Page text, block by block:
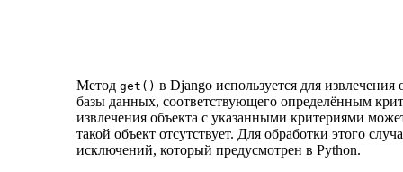
Метод get() в Django используется для извлечения
базы данных, соответствующего определённым
извлечения объекта с указанными критериями
такой объект отсутствует. Для обработки этого
исключений, который предусмотрен в Python.